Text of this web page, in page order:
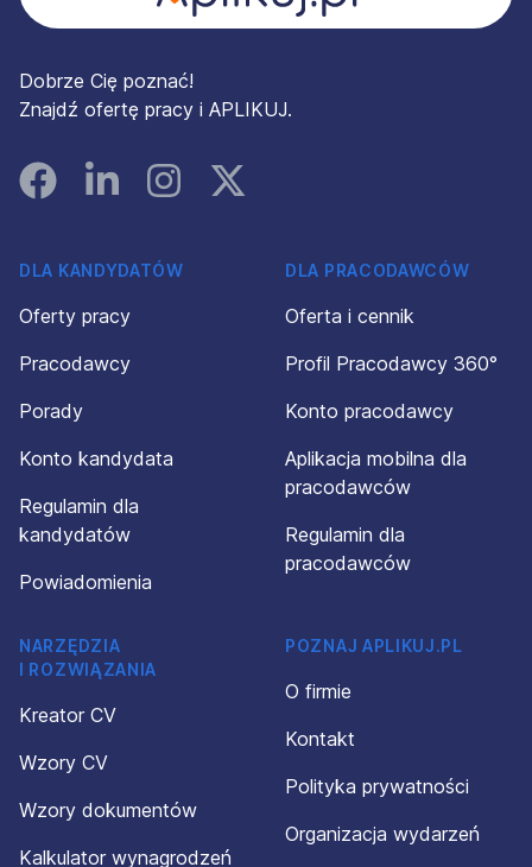
Dobrze Cię poznać!
Znajdź ofertę pracy i APLIKUJ.
FacebookLinked InInstagramInstagram
DLA KANDYDATÓW
Oferty pracy
Pracodawcy
Porady
Konto kandydata
Regulamin dla
kandydatów
Powiadomienia
DLA PRACODAWCÓW
Oferta i cennik
Profil Pracodawcy 360°
Konto pracodawcy
Aplikacja mobilna dla
pracodawców
Regulamin dla
pracodawców
NARZĘDZIA
I ROZWIĄZANIA
Kreator CV
Wzory CV
Wzory dokumentów
Kalkulator wynagrodzeń
POZNAJ APLIKUJ.PL
O firmie
Kontakt
Polityka prywatności
Organizacja wydarzeń